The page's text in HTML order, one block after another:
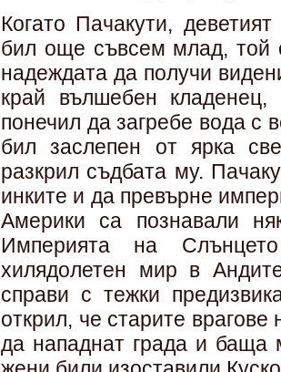
Когато Пачакути,
бил още съвсем млад, той
надеждата да получи
край вълшебен кладенец,
понечил да загребе вода с
бил заслепен от ярка
разкрил съдбата му.
инките и да превърне
Америки са познавали
Империята на
хилядолетен мир в
справи с тежки
открил, че старите
да нападнат града и баща